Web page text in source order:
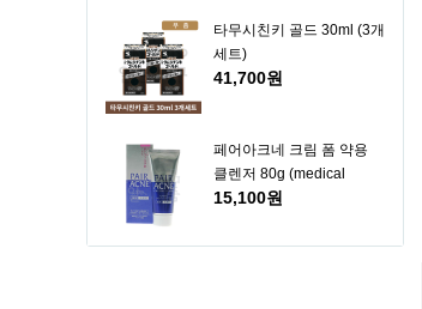
타무시친키 골드 30ml (3개
세트)
41,700원
페어아크네 크림 폼 약용
클렌저 80g (medical
pairacne cream foam
15,100원
개 세트